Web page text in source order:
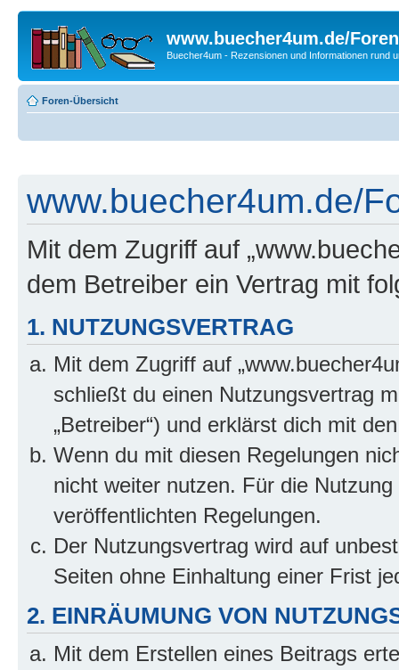
www.buecher4um.de/Foren
Buecher4um - Rezensionen und Informationen rund
Foren-Übersicht
www.buecher4um.de/
Mit dem Zugriff auf
dem Betreiber ein Vertrag mit
1. NUTZUNGSVERTRAG
Mit dem Zugriff auf
schließt du einen Nutzungsvertrag
„Betreiber“) und erklärst dich mit
Wenn du mit diesen Regelungen
nicht weiter nutzen. Für die
veröffentlichten Regelungen.
Der Nutzungsvertrag wird auf
Seiten ohne Einhaltung einer Frist
2. EINRÄUMUNG VON
Mit dem Erstellen eines Beitrags